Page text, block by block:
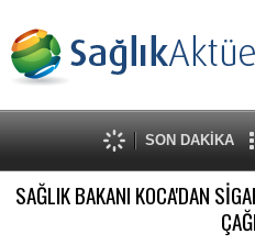
SON DAKİKA
SAĞLIK BAKANI KOCA'DAN